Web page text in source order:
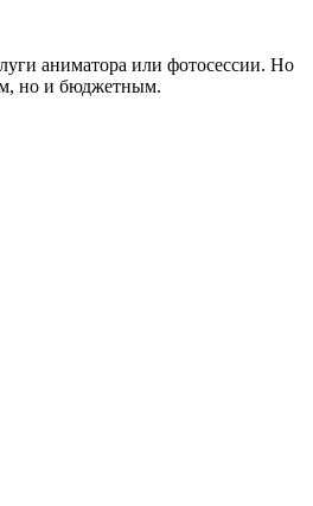
аниматора или фотосессии. Но
но и бюджетным.